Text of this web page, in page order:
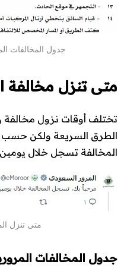
جدول المخالفات
متى تنزل مخالفة
تختلف أوقات نزول مخالفة
الطرق السريعة ولكن حسب
المخالفة تسجل خلال
متى تنزل
جدول المخالفات